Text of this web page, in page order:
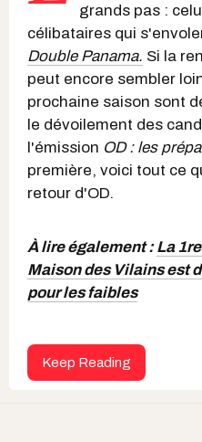
grands pas :
célibataires qui
Double Panama. Si la
peut encore sembler
prochaine saison sont
le dévoilement des
l'émission OD : les
première, voici tout ce
retour d'OD.
À lire également :La
Maison des Vilains est
pour les faibles
Keep Reading